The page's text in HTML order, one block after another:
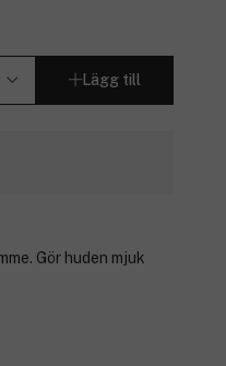
Lägg till
Gör huden mjuk